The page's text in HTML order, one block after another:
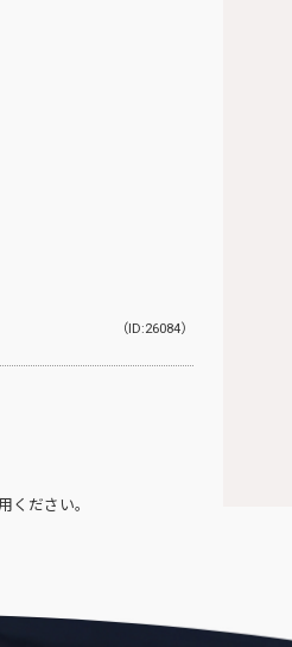
（ID:26084）
ください。